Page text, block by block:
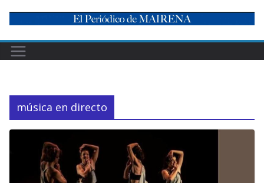
content
música en directo